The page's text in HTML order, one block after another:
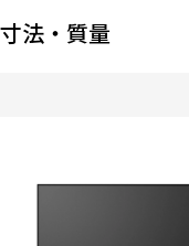
寸法・質量